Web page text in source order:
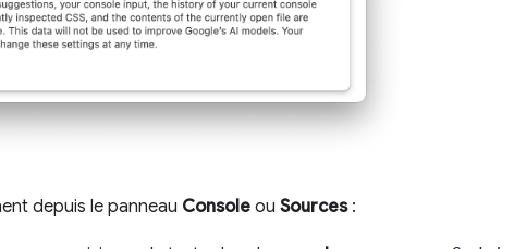
depuis le panneau Console ou Sources: